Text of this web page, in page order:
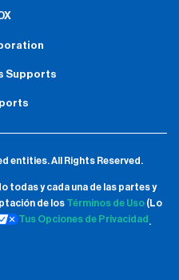
Supports
entities.All Rights Reserved.
todas y cada una de las partes y
de los Términos de Uso(Lo
Tus Opciones de Privacidad .